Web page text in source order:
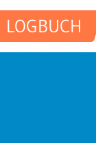
LOGBUCH